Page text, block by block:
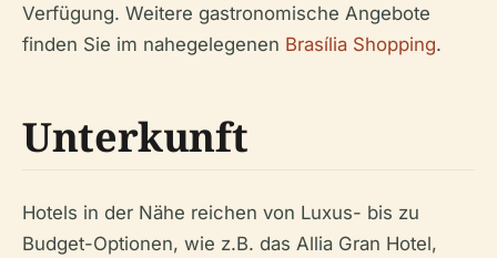
Verfügung. Weitere gastronomische Angebote
finden Sie im nahegelegenen Brasília Shopping.
Unterkunft
Hotels in der Nähe reichen von Luxus- bis zu
Budget-Optionen, wie z.B. das Allia Gran Hotel,